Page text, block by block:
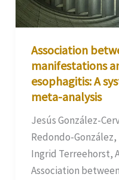
Association
manifestations
esophagitis: A
meta-analysis
Jesús González-
Redondo-
Ingrid Terreehorst,
Association